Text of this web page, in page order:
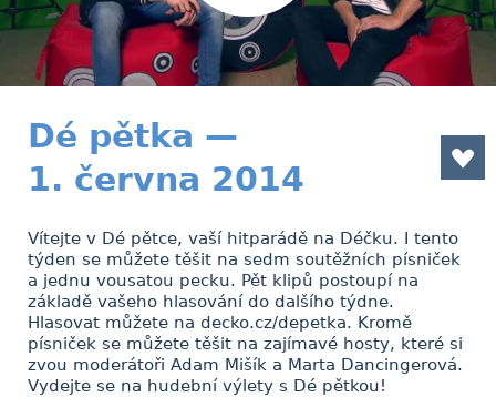
Dé pětka —
1. června 2014
Vítejte v Dé pětce, vaší hitparádě na Déčku. I tento
týden se můžete těšit na sedm soutěžních písniček
a jednu vousatou pecku. Pět klipů postoupí na
základě vašeho hlasování do dalšího týdne.
Hlasovat můžete na decko.cz/depetka. Kromě
písniček se můžete těšit na zajímavé hosty, které si
zvou moderátoři Adam Mišík a Marta Dancingerová.
Vydejte se na hudební výlety s Dé pětkou!